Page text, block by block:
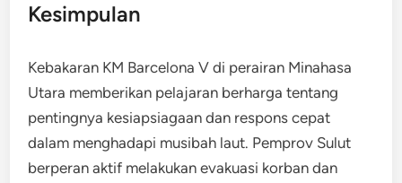
Kesimpulan
Kebakaran KM Barcelona V di perairan Minahasa
Utara memberikan pelajaran berharga tentang
pentingnya kesiapsiagaan dan respons cepat
dalam menghadapi musibah laut. Pemprov Sulut
berperan aktif melakukan evakuasi korban dan